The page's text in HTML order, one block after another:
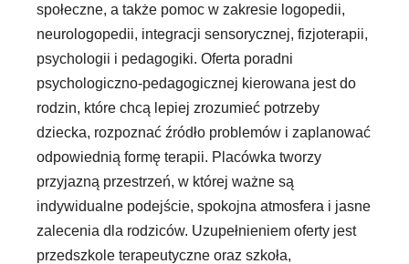
społeczne, a także pomoc w zakresie logopedii,
neurologopedii, integracji sensorycznej, fizjoterapii,
psychologii i pedagogiki. Oferta poradni
psychologiczno-pedagogicznej kierowana jest do
rodzin, które chcą lepiej zrozumieć potrzeby
dziecka, rozpoznać źródło problemów i zaplanować
odpowiednią formę terapii. Placówka tworzy
przyjazną przestrzeń, w której ważne są
indywidualne podejście, spokojna atmosfera i jasne
zalecenia dla rodziców. Uzupełnieniem oferty jest
przedszkole terapeutyczne oraz szkoła,